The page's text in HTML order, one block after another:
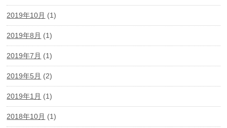
2019年10月 (1)
2019年8月 (1)
2019年7月 (1)
2019年5月 (2)
2019年1月 (1)
2018年10月 (1)